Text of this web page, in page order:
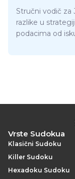
Stručni vodič za
razlike u
podacima od
Vrste Sudokua
Klasični Sudoku
Killer Sudoku
Hexadoku Sudoku